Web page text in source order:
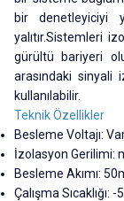
bir denetleyiciyi
yalıtır.Sistemleri
gürültü bariyeri
arasındaki
kullanılabilir.
Teknik Özellikler
Besleme Voltajı:
İzolasyon Gerilimi:
Besleme Akımı:
Çalışma Sıcaklığı: